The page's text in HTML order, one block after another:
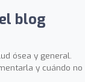
blog
ósea y general.
y cuándo no